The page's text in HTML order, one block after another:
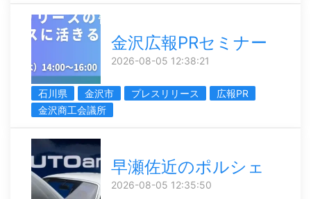
金沢広報PRセミナー
2026-08-05 12:38:21
石川県 金沢市 プレスリリース
広報PR
金沢商工会議所
早瀬佐近のポルシェ
2026-08-05 12:35:50